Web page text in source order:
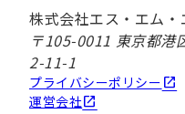
株式会社エス・エム
〒105-0011 東京都港
2-11-1
プライバシーポリシー
運営会社